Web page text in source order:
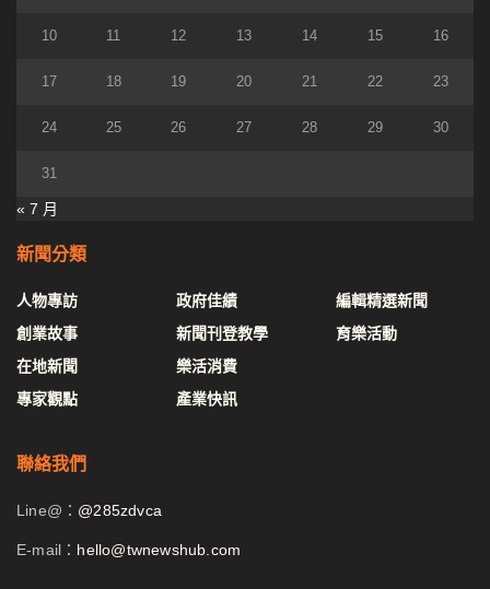
10 11 12 13 14 15 16
17 18 19 20 21 22 23
24 25 26 27 28 29 30
31
« 7 月
新聞分類
人物專訪
創業故事
在地新聞
專家觀點
政府佳績
新聞刊登教學
樂活消費
產業快訊
編輯精選新聞
育樂活動
聯絡我們
Line@： @285zdvca
E-mail： hello@twnewshub.com